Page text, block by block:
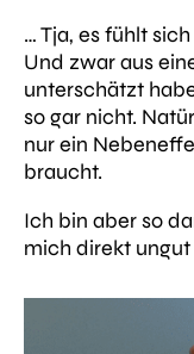
… Tja, es fühlt
Und zwar aus
unterschätzt
so gar nicht.
nur ein
braucht.
Ich bin aber so
mich direkt